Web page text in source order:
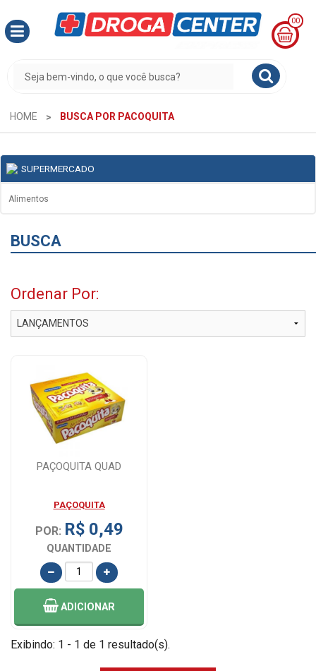
00
CESTA
R$
0,00
HOME BUSCA POR PACOQUITA
SUPERMERCADO
Alimentos
BUSCA
Ordenar Por:
PAÇOQUITA QUAD
PAÇOQUITA
POR: R$ 0,49
QUANTIDADE
ADICIONAR
Exibindo: 1 - 1 de 1 resultado(s).